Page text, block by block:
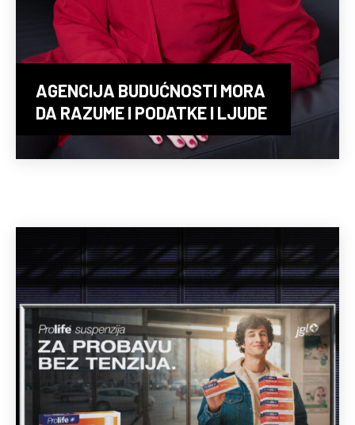
AGENCIJA BUDUĆNOSTI MORA
DA RAZUME I PODATKE I LJUDE